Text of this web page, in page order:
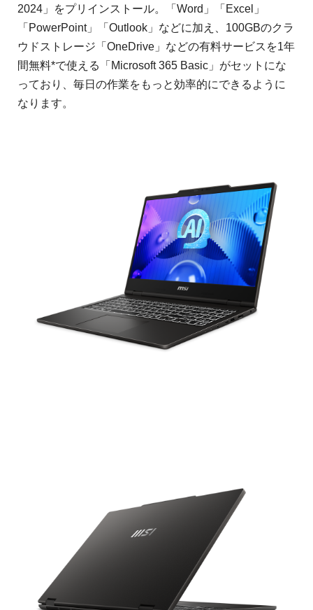
2024」をプリインストール。「Word」「Excel」
「PowerPoint」「Outlook」などに加え、100GBのクラ
ウドストレージ「OneDrive」などの有料サービスを1年
間無料*で使える「Microsoft 365 Basic」がセットにな
っており、毎日の作業をもっと効率的にできるように
なります。